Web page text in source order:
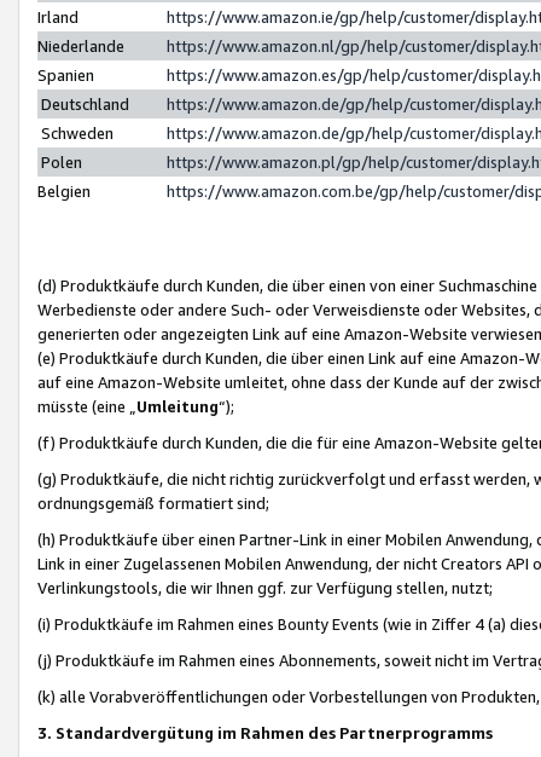
Irland
https://www.amazon.ie/gp/help/customer/
Niederlande
https://www.amazon.nl/gp/help/customer/
Spanien
https://www.amazon.es/gp/help/customer/
Deutschland
https://www.amazon.de/gp/help/customer/
Schweden
https://www.amazon.de/gp/help/customer/
Polen
https://www.amazon.pl/gp/help/customer/
Belgien
https://www.amazon.com.be/gp/help/customer/
(d) Produktkäufe durch Kunden, die über einen von einer
Werbedienste oder andere Such- oder Verweisdienste oder Websites,
generierten oder angezeigten Link auf eine Amazon-Website
(e) Produktkäufe durch Kunden, die über einen Link auf eine
auf eine Amazon-Website umleitet, ohne dass der Kunde auf der
müsste (eine „ Umleitung“);
(f) Produktkäufe durch Kunden, die die für eine Amazon-Website
(g) Produktkäufe, die nicht richtig zurückverfolgt und erfasst werden,
ordnungsgemäß formatiert sind;
(h) Produktkäufe über einen Partner-Link in einer Mobilen
Link in einer Zugelassenen Mobilen Anwendung, der nicht Creators
Verlinkungstools, die wir Ihnen ggf. zur Verfügung stellen, nutzt;
(i) Produktkäufe im Rahmen eines Bounty Events (wie in Ziffer 4 (a)
(j) Produktkäufe im Rahmen eines Abonnements, soweit nicht im
(k) alle Vorabveröffentlichungen oder Vorbestellungen von
3. Standardvergütung im Rahmen des Partnerprogramms